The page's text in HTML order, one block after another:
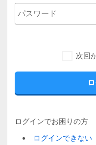
次回
ログインでお困りの方
ログインできない